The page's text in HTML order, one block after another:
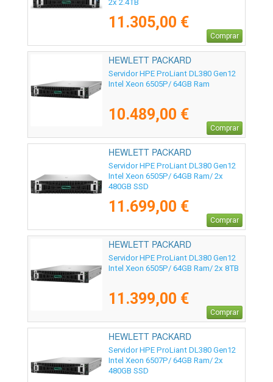
2x 2.4TB
11.305,00 €
Comprar
HEWLETT PACKARD
ENTERPRISE - P93934-425
Servidor HPE ProLiant DL380 Gen12
Intel Xeon 6505P/ 64GB Ram
10.489,00 €
Comprar
HEWLETT PACKARD
ENTERPRISE - P89316-425
Servidor HPE ProLiant DL380 Gen12
Intel Xeon 6505P/ 64GB Ram/ 2x
480GB SSD
11.699,00 €
Comprar
HEWLETT PACKARD
ENTERPRISE - P89962-425
Servidor HPE ProLiant DL380 Gen12
Intel Xeon 6505P/ 64GB Ram/ 2x 8TB
11.399,00 €
Comprar
HEWLETT PACKARD
ENTERPRISE - P89966-425
Servidor HPE ProLiant DL380 Gen12
Intel Xeon 6507P/ 64GB Ram/ 2x
480GB SSD